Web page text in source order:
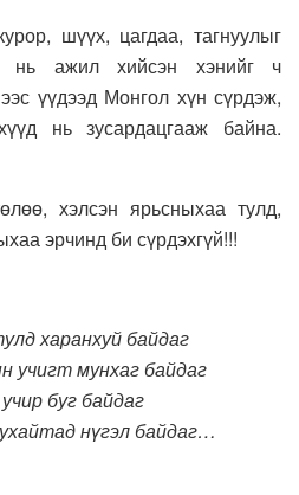
шүүх, цагдаа, тагнуулыг
нь ажил хийсэн хэнийг ч
үүдээд Монгол хүн сүрдэж,
нь зусардацгааж байна.
хэлсэн ярьсныхаа тулд,
эрчинд би сүрдэхгүй!!!
харанхуй байдаг
учигт мунхаг байдаг
буг байдаг
нүгэл байдаг…